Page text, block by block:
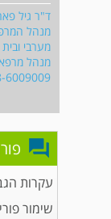
ד"ר גיל
מנהל
מערבי
מנהל
6009009
עקרות
שימור